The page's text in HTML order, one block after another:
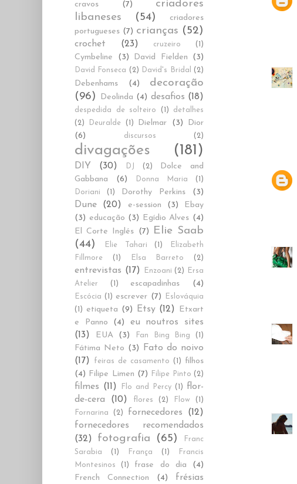
cravos (7)
criadores
libaneses
(54)
criadores
portugueses (7) crianças (52)
crochet (23) cruzeiro (1)
Cymbeline (3) David Fielden (3)
David Fonseca (2) David's Bridal (2)
Debenhams (4)
decoração
(96)
Deolinda (4) desafios (18)
despedida de solteiro (1)
detalhes
(2)
Deuralde (1) Dielmar (3)
Dior
(6)
discursos (2)
divagações (181)
DIY (30) DJ (2)
Dolce and
Gabbana
(6) Donna Maria
(1)
Doriani
(1) Dorothy Perkins (3)
Dune (20) e-session (3)
Ebay
(3) educação (3) Egídio Alves (4)
El Corte Inglés (7)
Elie Saab
(44)
Elie Tahari (1)
Elizabeth
Fillmore
(1) Elsa Barreto (2)
entrevistas (17) Enzoani (2)
Ersa
Atelier
(1) escapadinhas (4)
Escócia (1) escrever (7)
Eslováquia
(1)
etiqueta (9) Etsy (12)
Etxart
e Panno
(4)
eu noutros sites
(13)
EUA (3) Fan Bing Bing (1)
Fátima Neto (3)
Fato do noivo
(17)
feiras de casamento (1)
filhos
(4) Filipe Limen (7) Filipe Pinto (2)
filmes (11) Flo and Percy (1)
flor-
de-cera
(10) flores (2) Flow
(1)
Fornarina
(2) fornecedores
(12)
fornecedores recomendados
(32)
fotografia (65)
Franc
Sarabia
(1) França (1)
Francis
Montesinos
(1) frase do dia
(4)
French Connection
(4) frésias